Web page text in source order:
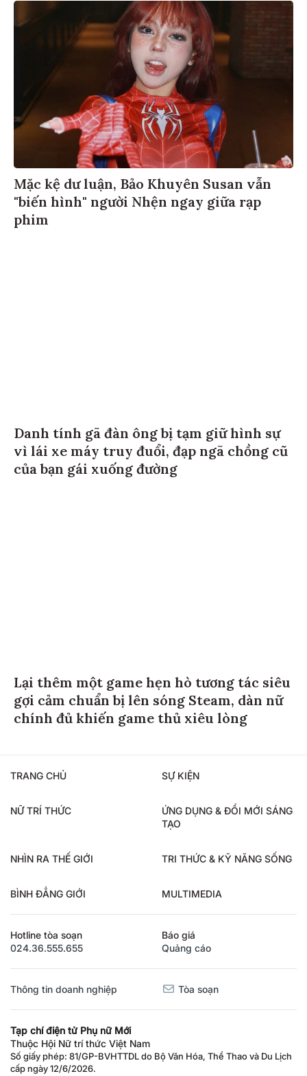
Mặc kệ dư luận, Bảo Khuyên Susan vẫn
"biến hình" người Nhện ngay giữa rạp
phim
Danh tính gã đàn ông bị tạm giữ hình sự
vì lái xe máy truy đuổi, đạp ngã chồng cũ
của bạn gái xuống đường
Lại thêm một game hẹn hò tương tác siêu
gợi cảm chuẩn bị lên sóng Steam, dàn nữ
chính đủ khiến game thủ xiêu lòng
TRANG CHỦ SỰ KIỆN
NỮ TRÍ THỨC
ỨNG DỤNG & ĐỔI MỚI SÁNG
TẠO
NHÌN RA THẾ GIỚI TRI THỨC & KỸ NĂNG SỐNG
BÌNH ĐẲNG GIỚI MULTIMEDIA
Hotline tòa soạn
024.36.555.655
Báo giá
Quảng cáo
Thông tin doanh nghiệp Tòa soạn
Tạp chí điện tử Phụ nữ Mới
Thuộc Hội Nữ trí thức Việt Nam
Số giấy phép: 81/GP-BVHTTDL do Bộ Văn Hóa, Thể Thao và Du Lịch
cấp ngày 12/6/2026.